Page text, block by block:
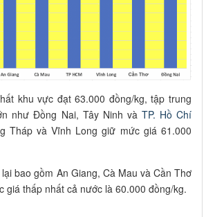
khu vực đạt 63.000 đồng/kg, tập trung
như Đồng Nai, Tây Ninh và TP. Hồ Chí
Tháp và Vĩnh Long giữ mức giá 61.000
bao gồm An Giang, Cà Mau và Cần Thơ
giá thấp nhất cả nước là 60.000 đồng/kg.